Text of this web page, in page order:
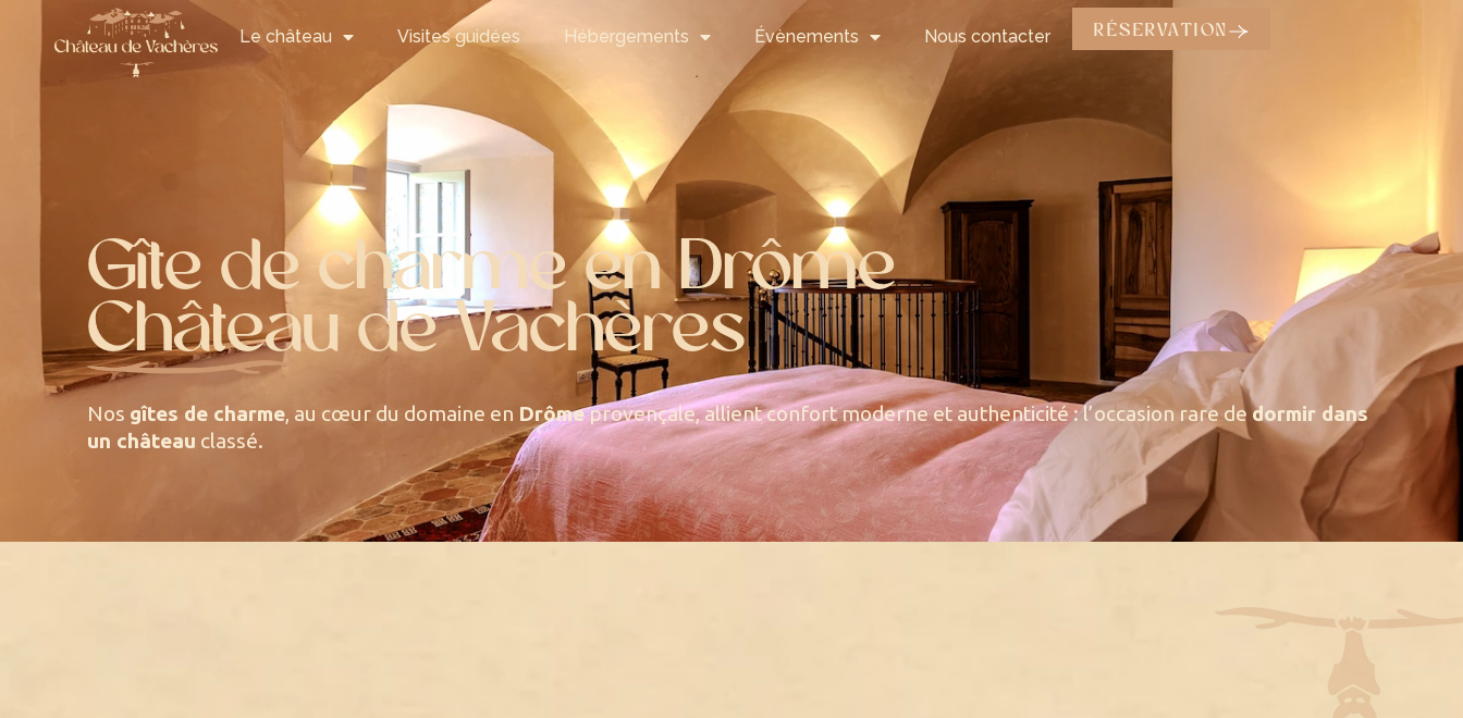
Le château Visites guidées Hébergements Évènements Nous contacter RÉSERVATION
Gîte de charme en Drôme
Château de Vachères
Nos gîtes de charme, au cœur du domaine en Drômeprovençale, allient confort moderne et authenticité : l’occasion rare dedormir dans
un château classé.